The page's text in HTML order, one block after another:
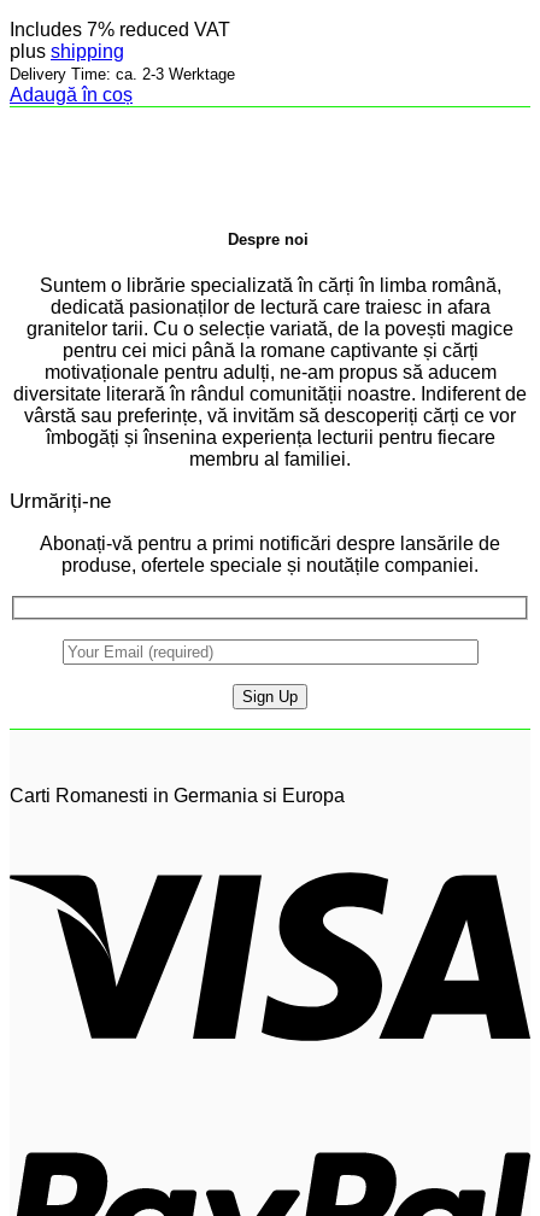
Includes 7% reduced VAT
plus shipping
Delivery Time: ca. 2-3 Werktage
Adaugă în coș
Despre noi
Suntem o librărie specializată în cărți în limba română,
dedicată pasionaților de lectură care traiesc in afara
granitelor tarii. Cu o selecție variată, de la povești magice
pentru cei mici până la romane captivante și cărți
motivaționale pentru adulți, ne-am propus să aducem
diversitate literară în rândul comunității noastre. Indiferent de
vârstă sau preferințe, vă invităm să descoperiți cărți ce vor
îmbogăți și însenina experiența lecturii pentru fiecare
membru al familiei.
Urmăriți-ne
Abonați-vă pentru a primi notificări despre lansările de
produse, ofertele speciale și noutățile companiei.
Carti Romanesti in Germania si Europa